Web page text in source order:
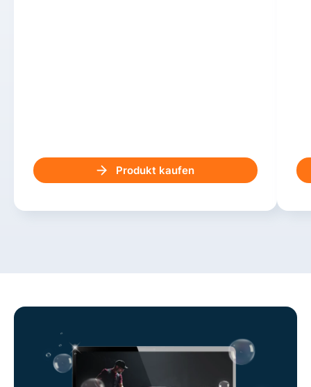
Produkt kaufen